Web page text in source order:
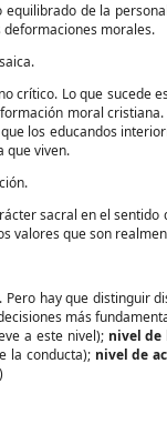
de la
morales.
Lo que sucede
moral
los educandos
que viven.
sacral en el sentido
valores que son
hay que distinguir
más
a este nivel); nivel de
la conducta); nivel de